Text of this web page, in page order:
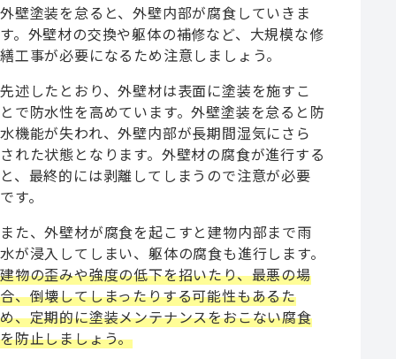
外壁塗装を怠ると、外壁内部が腐食していきま
す。外壁材の交換や躯体の補修など、大規模な修
繕工事が必要になるため注意しましょう。
先述したとおり、外壁材は表面に塗装を施すこ
とで防水性を高めています。外壁塗装を怠ると防
水機能が失われ、外壁内部が長期間湿気にさら
された状態となります。外壁材の腐食が進行する
と、最終的には剥離してしまうので注意が必要
です。
また、外壁材が腐食を起こすと建物内部まで雨
水が浸入してしまい、躯体の腐食も進行します。
建物の歪みや強度の低下を招いたり、最悪の場
合、倒壊してしまったりする可能性もあるた
め、定期的に塗装メンテナンスをおこない腐食
を防止しましょう。